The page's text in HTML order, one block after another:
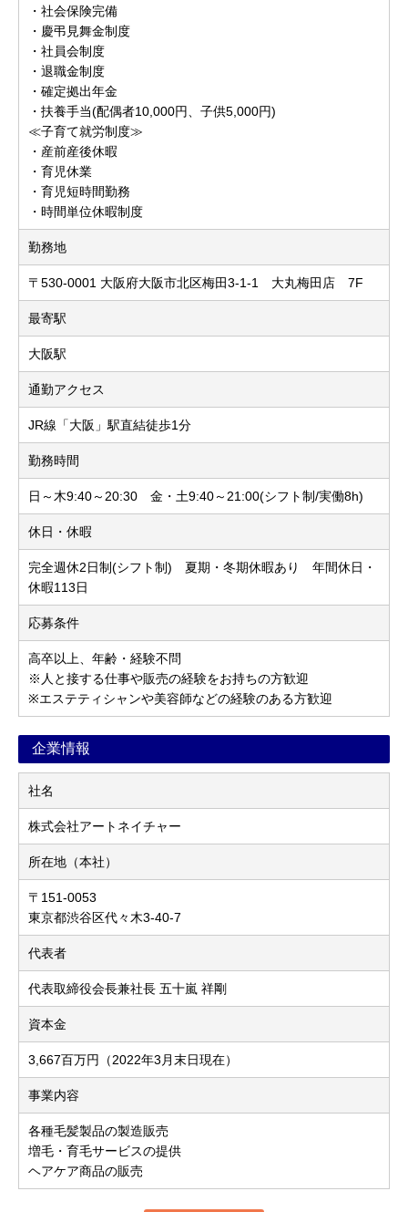
・社会保険完備
・慶弔見舞金制度
・社員会制度
・退職金制度
・確定拠出年金
・扶養手当(配偶者10,000円、子供5,000円)
≪子育て就労制度≫
・産前産後休暇
・育児休業
・育児短時間勤務
・時間単位休暇制度
勤務地
〒530-0001 大阪府大阪市北区梅田3-1-1 大丸梅田店 7F
最寄駅
大阪駅
通勤アクセス
JR線「大阪」駅直結徒歩1分
勤務時間
日～木9:40～20:30 金・土9:40～21:00(シフト制/実働8h)
休日・休暇
完全週休2日制(シフト制) 夏期・冬期休暇あり 年間休日・
休暇113日
応募条件
高卒以上、年齢・経験不問
※人と接する仕事や販売の経験をお持ちの方歓迎
※エステティシャンや美容師などの経験のある方歓迎
企業情報
社名
株式会社アートネイチャー
所在地（本社）
〒151-0053
東京都渋谷区代々木3-40-7
代表者
代表取締役会長兼社長 五十嵐 祥剛
資本金
3,667百万円（2022年3月末日現在）
事業内容
各種毛髪製品の製造販売
増毛・育毛サービスの提供
ヘアケア商品の販売